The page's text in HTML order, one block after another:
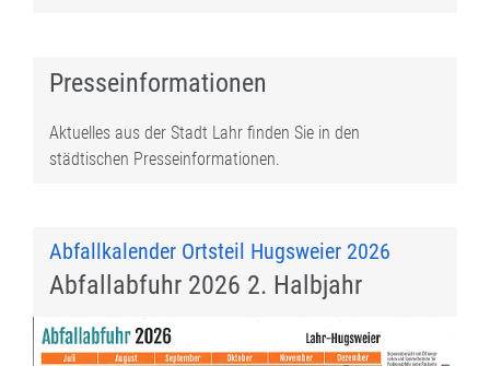
Presseinformationen
Aktuelles aus der Stadt Lahr finden Sie in den
städtischen Presseinformationen.
Abfallkalender Ortsteil Hugsweier 2026
Abfallabfuhr 2026 2. Halbjahr